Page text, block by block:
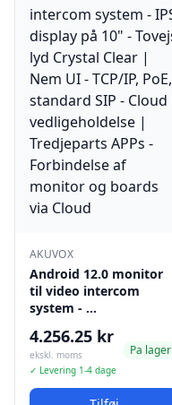
AKUVOX
Android 12.0 monitor
til video intercom
system - …
4.256.25 kr
ekskl. moms
✓ Levering 1-4 dage
Pa lager